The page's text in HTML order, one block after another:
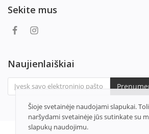
Sekite mus
Naujienlaiškiai
Šioje svetainėje naudojami slapukai.
naršydami svetainėje jūs sutinkate su
slapukų naudojimu.